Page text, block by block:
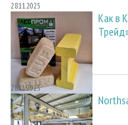
28.11.2025
Как в
28.11.2025